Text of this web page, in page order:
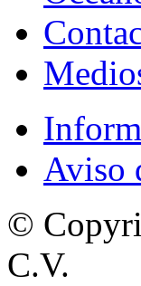
Aviso
©
C.V.